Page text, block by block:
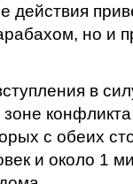
но и
в
с обеих
и около 1